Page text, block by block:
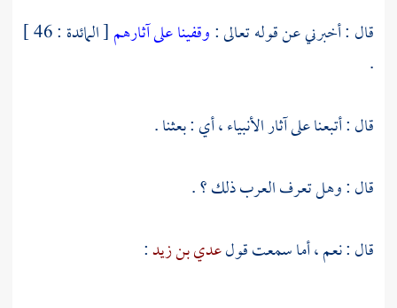
قال : أخبرني عن قوله تعالى :وقفينا على آثارهم
[ المائدة : 46 ]
.
قال : أتبعنا على آثار الأنبياء ، أي : بعثنا .
قال : وهل تعرف العرب ذلك ؟ .
قال : نعم ، أما سمعت قولعدي بن زيد: